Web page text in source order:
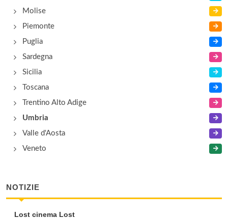
Molise
Piemonte
Puglia
Sardegna
Sicilia
Toscana
Trentino Alto Adige
Umbria
Valle d'Aosta
Veneto
NOTIZIE
Lost cinema Lost